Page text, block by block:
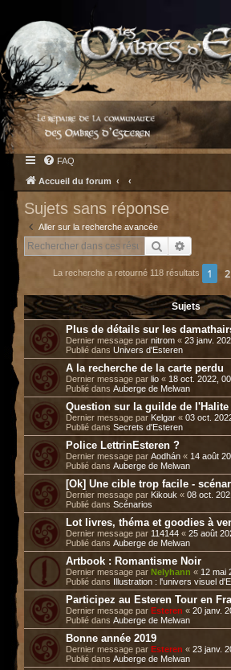
FAQ
Accueil du forum
Sujets sans réponse
Aller sur la recherche avancée
Rechercher
La recherche a retourné 118 résultats 1 2
Sujets
Plus de détails sur les
Dernier message par nitrom « 23 janv.
Publié dans Univers d'Esteren
A la recherche de la carte perdu
Dernier message par lio « 18 oct. 2022,
Publié dans Auberge de Melwan
Question sur la guilde de l'Halite
Dernier message par Kelgar « 03 oct.
Publié dans Secrets d'Esteren
Police LettrinEsteren ?
Dernier message par Aodhán « 14 août
Publié dans Auberge de Melwan
[Ok] Une cible trop facile -
Dernier message par Kikouk « 08 oct.
Publié dans Scénarios
Lot livres, théma et goodies à
Dernier message par 114144 « 25 août
Publié dans Auberge de Melwan
Artbook : Romantisme Noir
Dernier message par Nelyhann « 12 mai
Publié dans
Illustration : l'univers visuel
Participez au Esteren Tour en
Dernier message par Esteren « 20 janv.
Publié dans Auberge de Melwan
Bonne année 2019
Dernier message par Esteren « 23 janv.
Publié dans Auberge de Melwan